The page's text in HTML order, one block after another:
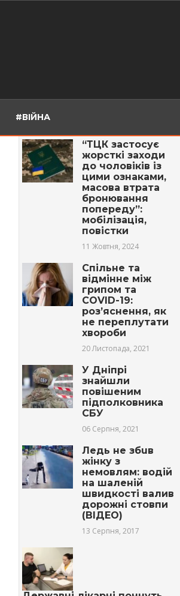
#ВІЙНА
“ТЦК застосує
жорсткі заходи
до чоловіків із
цими ознаками,
масова втрата
бронювання
попереду”:
мобілізація,
повістки
11 Жовтня, 2024
Спільне та
відмінне між
грипом та
COVID-19:
роз’яснення, як
не переплутати
хвороби
20 Листопада, 2021
У Дніпрі
знайшли
повішеним
підполковника
СБУ
06 Серпня, 2021
Ледь не збuв
жінку з
немовлям: водій
на шаленій
швидкості валив
дорожні стовпи
(ВІДЕО)
13 Серпня, 2017